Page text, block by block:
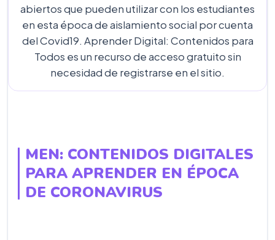
abiertos que pueden utilizar con los estudiantes
en esta época de aislamiento social por cuenta
del Covid19. Aprender Digital: Contenidos para
Todos es un recurso de acceso gratuito sin
necesidad de registrarse en el sitio.
MEN: CONTENIDOS DIGITALES
PARA APRENDER EN ÉPOCA
DE CORONAVIRUS